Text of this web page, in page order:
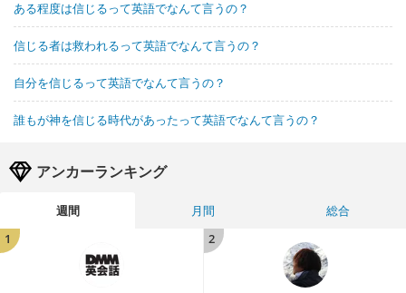
ある程度は信じるって英語でなんて言うの？
信じる者は救われるって英語でなんて言うの？
自分を信じるって英語でなんて言うの？
誰もが神を信じる時代があったって英語でなんて言うの？
アンカーランキング
週間 月間
総合
1
2